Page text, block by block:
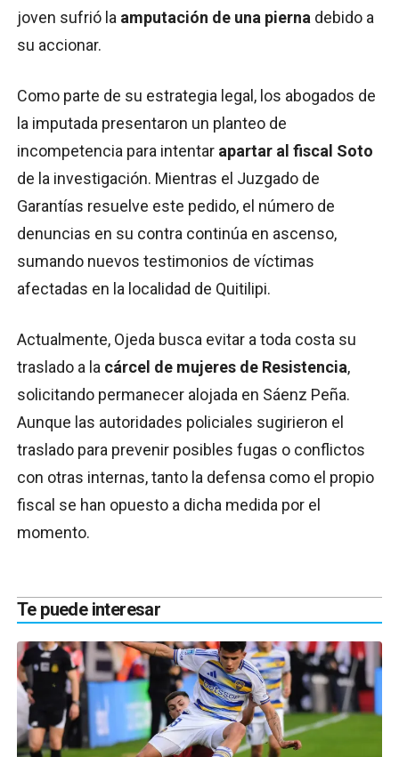
joven sufrió la amputación de una pierna debido a
su accionar.
Como parte de su estrategia legal, los abogados de
la imputada presentaron un planteo de
incompetencia para intentar apartar al fiscal Soto
de la investigación. Mientras el Juzgado de
Garantías resuelve este pedido, el número de
denuncias en su contra continúa en ascenso,
sumando nuevos testimonios de víctimas
afectadas en la localidad de Quitilipi.
Actualmente, Ojeda busca evitar a toda costa su
traslado a la cárcel de mujeres de Resistencia,
solicitando permanecer alojada en Sáenz Peña.
Aunque las autoridades policiales sugirieron el
traslado para prevenir posibles fugas o conflictos
con otras internas, tanto la defensa como el propio
fiscal se han opuesto a dicha medida por el
momento.
Te puede interesar